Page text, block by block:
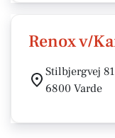
Renox v/
Stilbjergvej
6800 Varde